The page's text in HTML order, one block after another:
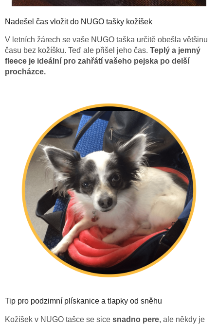
Nadešel čas vložit do NUGO tašky kožíšek
V letních žárech se vaše NUGO taška určitě obešla většinu
času bez kožíšku. Teď ale přišel jeho čas. Teplý a jemný
fleece je ideální pro zahřátí vašeho pejska po delší
procházce.
Tip pro podzimní plískanice a tlapky od sněhu
Kožíšek v NUGO tašce se sice snadno pere, ale někdy je